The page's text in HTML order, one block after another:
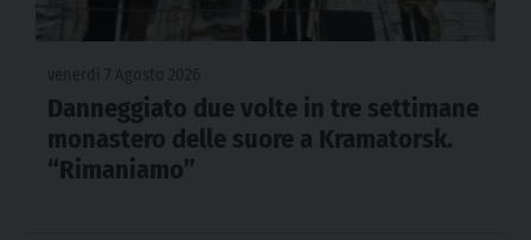
Danneggiato due volte in tre settimane
monastero delle suore a Kramatorsk.
“Rimaniamo”